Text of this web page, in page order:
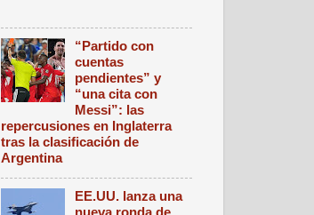
“Partido con
cuentas
pendientes” y
“una cita con
Messi”: las
repercusiones en Inglaterra
tras la clasificación de
Argentina
EE.UU. lanza una
nueva ronda de